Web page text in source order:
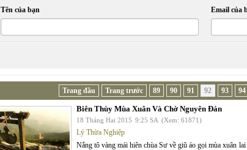
Tên của bạn Email của
Trang đầu Trang trước 89 90 91 92 93 94
Biên Thùy Mùa Xuân Và Chờ Nguyên Đán
18 Tháng Hai 2015 9:25 SA (Xem: 61871)
Lý Thừa Nghiệp
Nắng tô vàng mái hiên chùa Sư về giũ áo gọi mùa xuân